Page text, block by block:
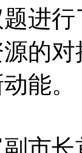
进
的
能。